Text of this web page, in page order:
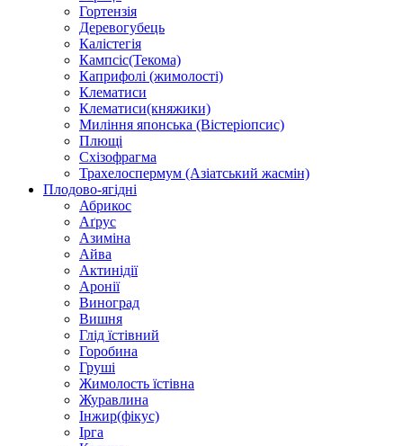
Гортензія
Деревогубець
Калістегія
Кампсіс(Текома)
Каприфолі (жимолості)
Клематиси
Клематиси(княжики)
Миління японська (Вістеріопсис)
Плющі
Схізофрагма
Трахелоспермум (Азіатський жасмін)
Плодово-ягідні
Абрикос
Аґрус
Азиміна
Айва
Актинідії
Аронії
Виноград
Вишня
Глід їстівний
Горобина
Груші
Жимолость їстівна
Журавлина
Інжир(фікус)
Ірга